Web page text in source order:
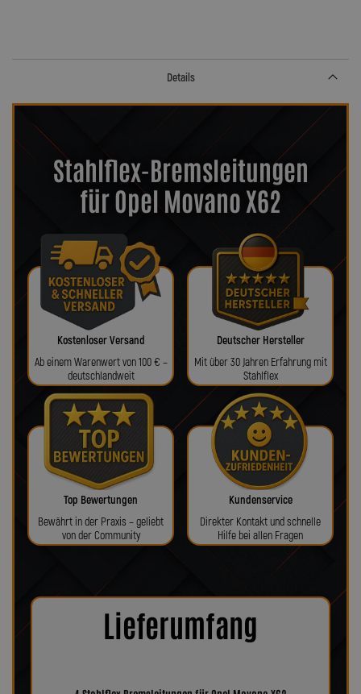
Details
Stahlflex-Bremsleitungen
für Opel Movano X62
Kostenloser Versand
Ab einem Warenwert von 100 € –
deutschlandweit
Deutscher Hersteller
Mit über 30 Jahren Erfahrung mit
Stahlflex
Top Bewertungen
Bewährt in der Praxis – geliebt
von der Community
Kundenservice
Direkter Kontakt und schnelle
Hilfe bei allen Fragen
Lieferumfang